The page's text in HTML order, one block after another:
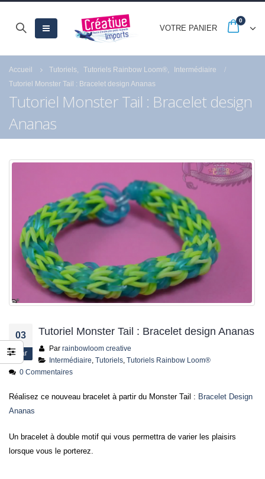
VOTRE PANIER
0
Accueil Tutoriels Tutoriels Rainbow Loom®
Intermédiaire
Tutoriel Monster Tail : Bracelet design Ananas
Tutoriel Monster Tail : Bracelet design
Ananas
03
Mar
Tutoriel Monster Tail : Bracelet design Ananas
Par rainbowloom creative
Intermédiaire Tutoriels, Tutoriels Rainbow Loom®
0 Commentaires
Réalisez ce nouveau bracelet à partir du Monster Tail : Bracelet Design
Ananas
Un bracelet à double motif qui vous permettra de varier les plaisirs
lorsque vous le porterez.
-20% jusqu’au 30
septembre avec les
23 septembre 2025
pour réussir la
Langnickel® ?
18 juillet 2021
Fermeture estivale
21 juillet 2026
Profitez des Soldes
jusqu’au 21 juillet
24 juin 2026